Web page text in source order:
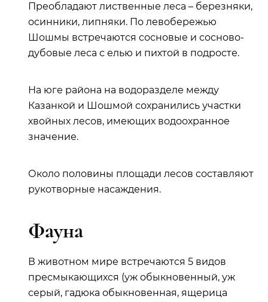
Преобладают лиственные леса – березняки,
осинники, липняки. По левобережью
Шошмы встречаются сосновые и сосново-
дубовые леса с елью и пихтой в подросте.
На юге района на водоразделе между
Казанкой и Шошмой сохранились участки
хвойных лесов, имеющих водоохранное
значение.
Около половины площади лесов составляют
рукотворные насаждения.
Фауна
В животном мире встречаются 5 видов
пресмыкающихся (уж обыкновенный, уж
серый, гадюка обыкновенная, ящерица